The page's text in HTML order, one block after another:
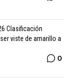
Clasificación
viste de amarillo a
0